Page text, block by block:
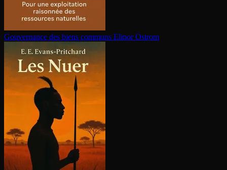
Gouvernance des biens communs Elinor Ostrom